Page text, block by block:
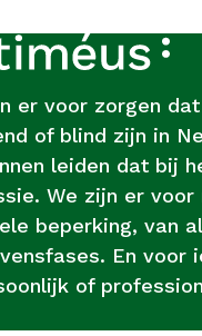
er voor zorgen
of blind zijn in
leiden dat bij
We zijn er voor
beperking, van
En voor
of